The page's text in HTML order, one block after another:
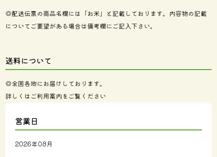
◎配送伝票の商品名欄には「お米」と記載しております。内容物の記載
についてご要望がある場合は備考欄にご記入下さい。
送料について
◎全国各地にお届けしております。
詳しくはご利用案内 をご覧ください
営業日
2026年08月